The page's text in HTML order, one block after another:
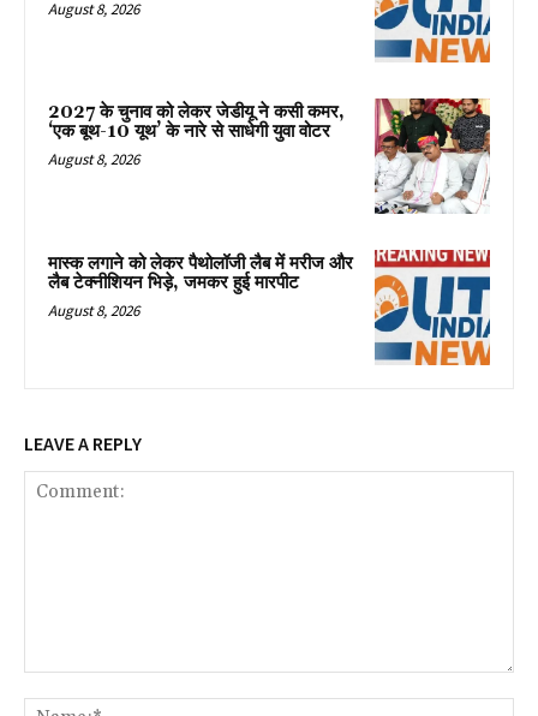
August 8, 2026
2027 के चुनाव को लेकर जेडीयू ने कसी कमर,
‘एक बूथ-10 यूथ’ के नारे से साधेगी युवा वोटर
August 8, 2026
मास्क लगाने को लेकर पैथोलॉजी लैब में मरीज और
लैब टेक्नीशियन भिड़े, जमकर हुई मारपीट
August 8, 2026
LEAVE A REPLY